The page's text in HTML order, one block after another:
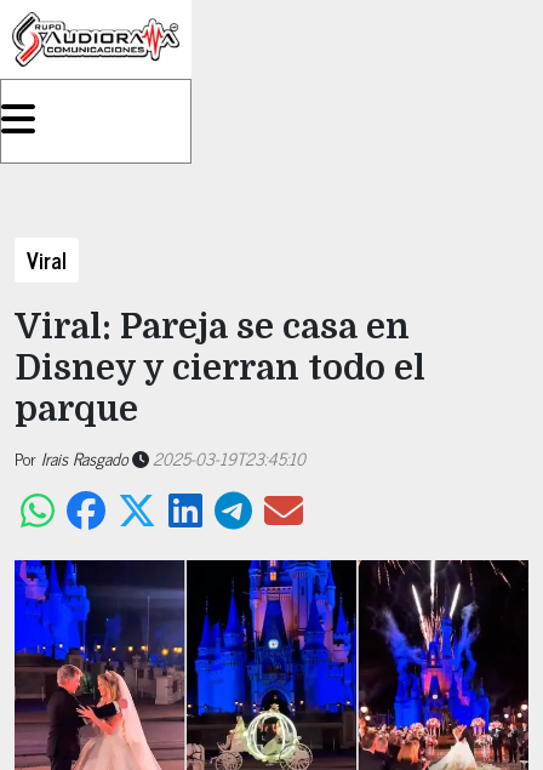
Viral
Viral: Pareja se casa en
Disney y cierran todo el
parque
Por Irais Rasgado 2025-03-19T23:45:10